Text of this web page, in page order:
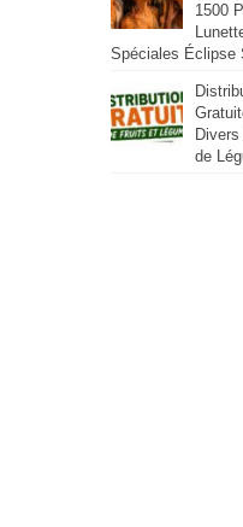
1500
Spéciales Éclipse
de